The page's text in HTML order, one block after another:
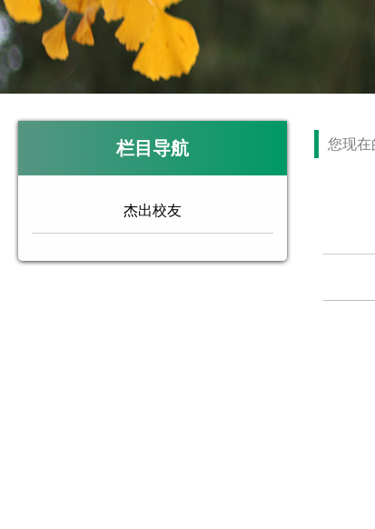
栏目导航
杰出校友
您现在